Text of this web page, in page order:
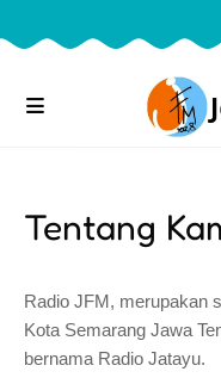
Tentang
Radio JFM, merupakan
Kota Semarang Jawa
bernama Radio Jatayu.